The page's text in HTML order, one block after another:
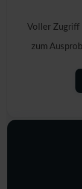
Voller Zugriff
zum